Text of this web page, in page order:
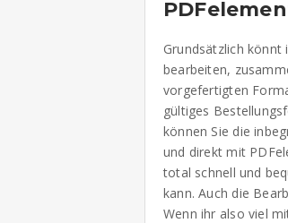
Grundsätzlich
bearbeiten,
vorgefertigten
gültiges
können Sie die
und direkt mit
total schnell und
kann. Auch die
Wenn ihr also viel